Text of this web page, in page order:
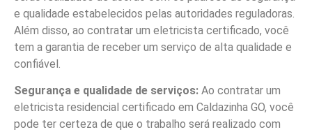
e qualidade estabelecidos pelas autoridades reguladoras.
Além disso, ao contratar um eletricista certificado, você
tem a garantia de receber um serviço de alta qualidade e
confiável.
Segurança e qualidade de serviços: Ao contratar um
eletricista residencial certificado em Caldazinha GO, você
pode ter certeza de que o trabalho será realizado com